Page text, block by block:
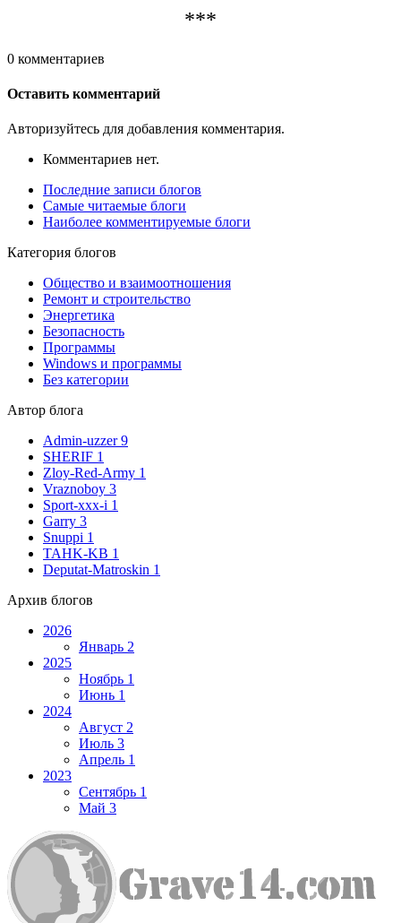
***
0 комментариев
Оставить комментарий
Авторизуйтесь для добавления комментария.
Комментариев нет.
Последние записи блогов
Самые читаемые блоги
Наиболее комментируемые блоги
Категория блогов
Общество и взаимоотношения
Ремонт и строительство
Энергетика
Безопасность
Программы
Windows и программы
Без категории
Автор блога
Admin-uzzer9
SHERIF 1
Zloy-Red-Army 1
Vraznoboy 3
Sport-xxx-i 1
Garry 3
Snuppi 1
TAHK-KB 1
Deputat-Matroskin 1
Архив блогов
2026
Январь 2
2025
Ноябрь 1
Июнь 1
2024
Август 2
Июль 3
Апрель 1
2023
Сентябрь 1
Май 3